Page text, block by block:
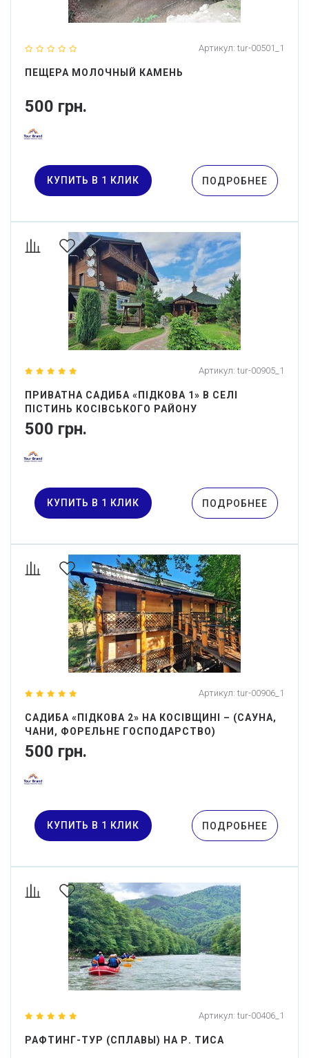
Артикул: tur-00501_1
ПЕЩЕРА МОЛОЧНЫЙ КАМЕНЬ
500 грн.
КУПИТЬ В 1 КЛИК ПОДРОБНЕЕ
Артикул: tur-00905_1
ПРИВАТНА САДИБА «ПІДКОВА 1» В СЕЛІ
ПІСТИНЬ КОСІВСЬКОГО РАЙОНУ
500 грн.
КУПИТЬ В 1 КЛИК ПОДРОБНЕЕ
Артикул: tur-00906_1
САДИБА «ПІДКОВА 2» НА КОСІВЩИНІ – (САУНА,
ЧАНИ, ФОРЕЛЬНЕ ГОСПОДАРСТВО)
500 грн.
КУПИТЬ В 1 КЛИК ПОДРОБНЕЕ
Артикул: tur-00406_1
РАФТИНГ-ТУР (СПЛАВЫ) НА Р. ТИСА